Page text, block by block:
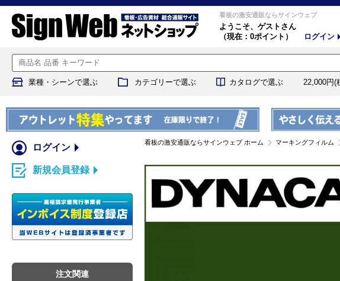
看板の激安通販ならサインウェブ
ようこそ、 ゲストさん
（現在：0ポイント）
ログイン
業種・シーンで選ぶ カテゴリーで選ぶ カタログで選ぶ 22,000円(
看板の激安通販ならサインウェブ ホーム マーキングフィルム
ログイン
新規会員登録
注文関連